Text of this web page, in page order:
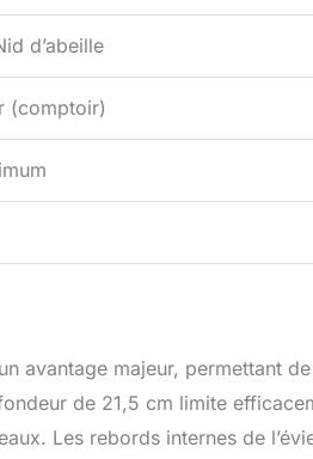
d’abeille
(comptoir)
avantage majeur, permettant de
de 21,5 cm limite
Les rebords internes de